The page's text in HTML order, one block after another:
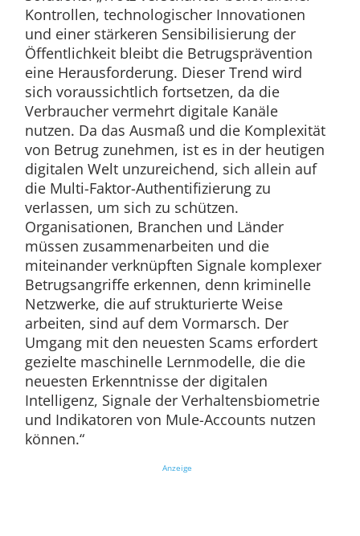
Kontrollen, technologischer Innovationen
und einer stärkeren Sensibilisierung der
Öffentlichkeit bleibt die Betrugsprävention
eine Herausforderung. Dieser Trend wird
sich voraussichtlich fortsetzen, da die
Verbraucher vermehrt digitale Kanäle
nutzen. Da das Ausmaß und die Komplexität
von Betrug zunehmen, ist es in der heutigen
digitalen Welt unzureichend, sich allein auf
die Multi-Faktor-Authentifizierung zu
verlassen, um sich zu schützen.
Organisationen, Branchen und Länder
müssen zusammenarbeiten und die
miteinander verknüpften Signale komplexer
Betrugsangriffe erkennen, denn kriminelle
Netzwerke, die auf strukturierte Weise
arbeiten, sind auf dem Vormarsch. Der
Umgang mit den neuesten Scams erfordert
gezielte maschinelle Lernmodelle, die die
neuesten Erkenntnisse der digitalen
Intelligenz, Signale der Verhaltensbiometrie
und Indikatoren von Mule-Accounts nutzen
können.“
Anzeige